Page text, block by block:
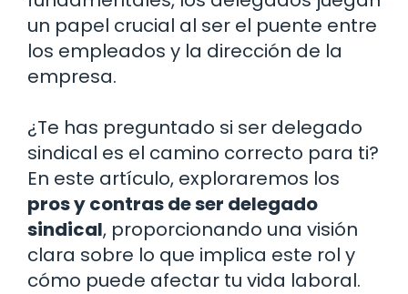
un papel crucial al ser el puente entre
los empleados y la dirección de la
empresa.
¿Te has preguntado si ser delegado
sindical es el camino correcto para ti?
En este artículo, exploraremos los
pros y contras de ser delegado
sindical, proporcionando una visión
clara sobre lo que implica este rol y
cómo puede afectar tu vida laboral.